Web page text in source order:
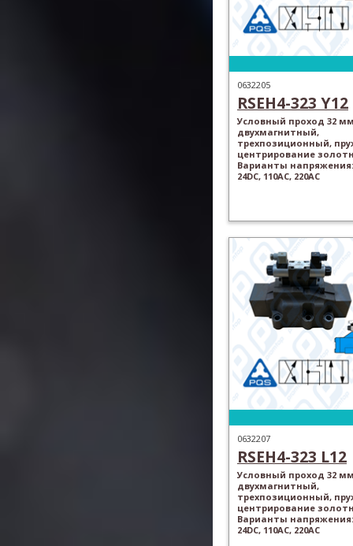
0632205
RSEH4-323 Y12
Условный проход 32
двухмагнитный,
трехпозиционный,
центрирование
Варианты напряжения:
24DC, 110AC, 220AC
0632207
RSEH4-323 L12
Условный проход 32
двухмагнитный,
трехпозиционный,
центрирование
Варианты напряжения:
24DC, 110AC, 220AC